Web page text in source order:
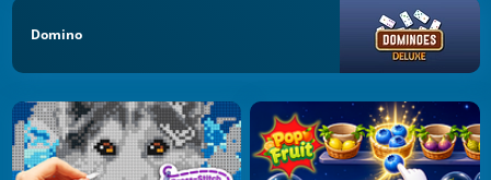
Domino